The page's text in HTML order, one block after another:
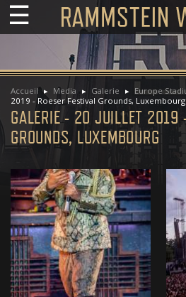
☰
Accueil Media Galerie Europe
2019 - Roeser Festival Grounds, Luxembourg
GALERIE - 20 JUILLET 2019
GROUNDS, LUXEMBOURG